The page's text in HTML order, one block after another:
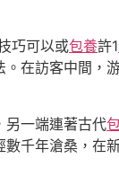
巧可以或包養許1
在訪客中間，
另一端連著古代
千年滄桑，在